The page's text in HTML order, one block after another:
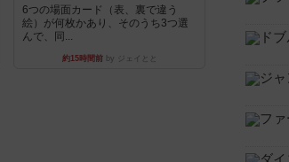
6つの場面カード（表、裏で違う
絵）が何枚かあり、そのうち3つ選
んで、同...
約15時間前by ジェイとと